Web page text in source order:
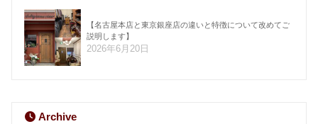
【名古屋本店と東京銀座店の違いと特徴について改めてご
説明します】
2026年6月20日
Archive